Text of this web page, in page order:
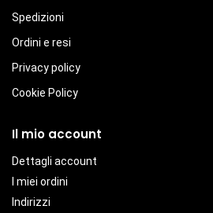
Spedizioni
Ordini e resi
Privacy policy
Cookie Policy
Il mio account
Dettagli account
I miei ordini
Indirizzi